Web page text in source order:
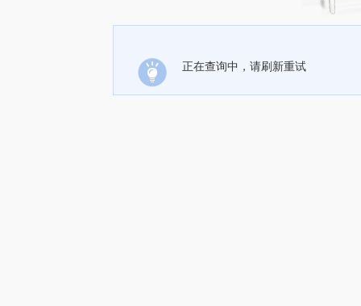
正在查询中，请刷新重试